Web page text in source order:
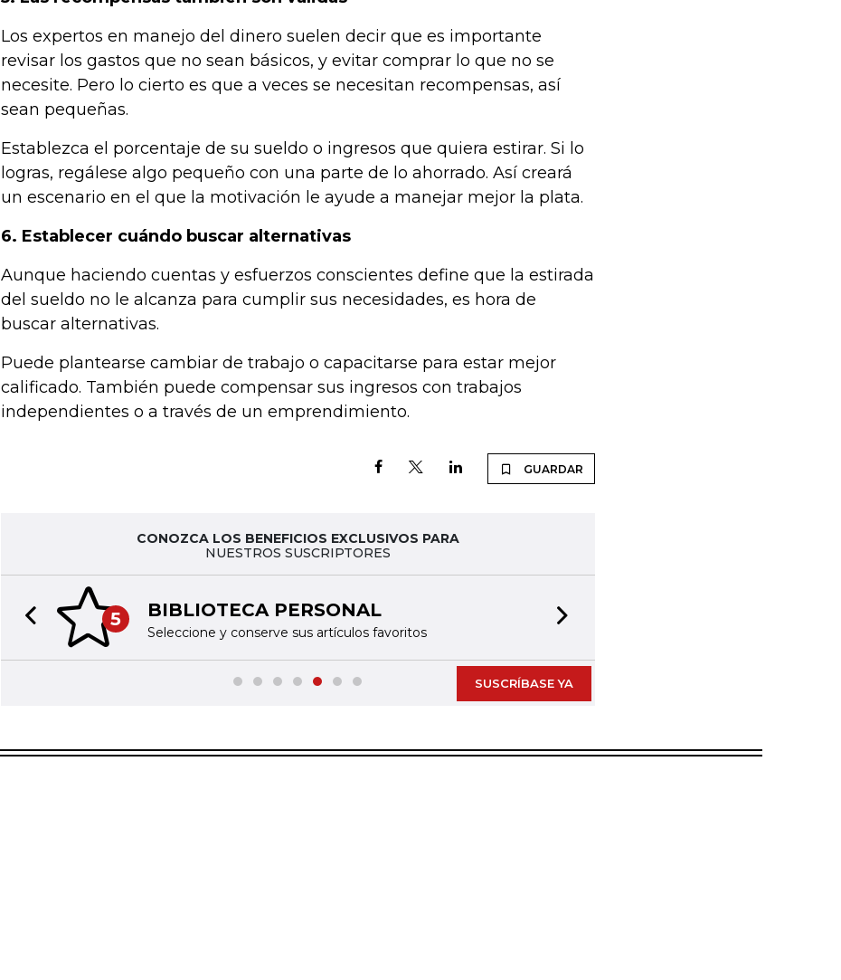
Los expertos en manejo del dinero suelen decir que es importante
revisar los gastos que no sean básicos, y evitar comprar lo que no se
necesite. Pero lo cierto es que a veces se necesitan recompensas, así
sean pequeñas.
Establezca el porcentaje de su sueldo o ingresos que quiera estirar. Si lo
logras, regálese algo pequeño con una parte de lo ahorrado. Así creará
un escenario en el que la motivación le ayude a manejar mejor la plata.
6. Establecer cuándo buscar alternativas
Aunque haciendo cuentas y esfuerzos conscientes define que la estirada
del sueldo no le alcanza para cumplir sus necesidades, es hora de
buscar alternativas.
Puede plantearse cambiar de trabajo o capacitarse para estar mejor
calificado. También puede compensar sus ingresos con trabajos
independientes o a través de un emprendimiento.
GUARDAR
CONOZCA LOS BENEFICIOS EXCLUSIVOS PARA
NUESTROS SUSCRIPTORES
5 BIBLIOTECA PERSONAL
Seleccione y conserve sus artículos favoritos
Previous slide
SUSCRÍBASE YA